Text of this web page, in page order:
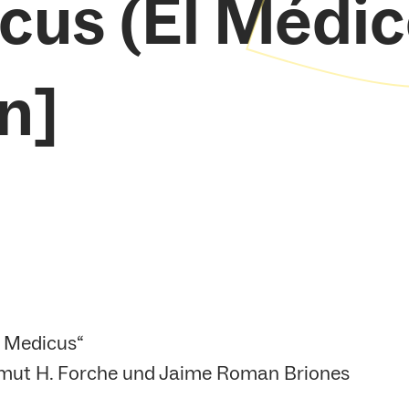
(El
H. Forche und Jaime Roman Briones